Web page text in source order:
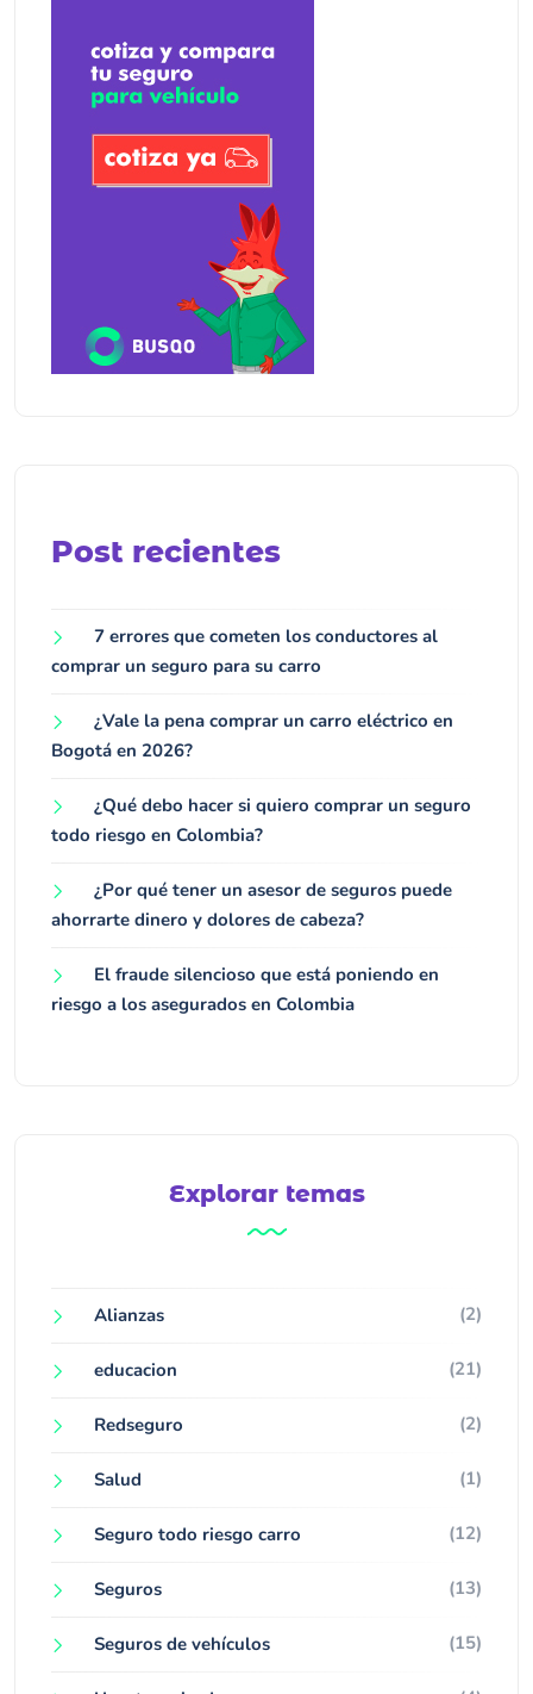
Post recientes
7 errores que cometen los conductores al
comprar un seguro para su carro
¿Vale la pena comprar un carro eléctrico en
Bogotá en 2026?
¿Qué debo hacer si quiero comprar un seguro
todo riesgo en Colombia?
¿Por qué tener un asesor de seguros puede
ahorrarte dinero y dolores de cabeza?
El fraude silencioso que está poniendo en
riesgo a los asegurados en Colombia
Explorar temas
Alianzas (2)
educacion (21)
Redseguro (2)
Salud (1)
Seguro todo riesgo carro (12)
Seguros (13)
Seguros de vehículos (15)